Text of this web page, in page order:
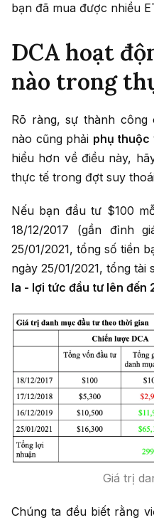
bạn đã mua được nhiều
DCA hoạt
nào trong
Rõ ràng, sự thành công
nào cũng phải phụ thuộc
hiểu hơn về điều này,
thực tế trong đợt suy
Nếu bạn đầu tư $100
18/12/2017 (gần đỉnh
25/01/2021, tổng số tiền
ngày 25/01/2021, tổng tài
la - lợi tức đầu tư lên đến
Giá trị
Chúng ta đều biết rằng